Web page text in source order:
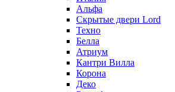
Альфа
Скрытые двери Lord
Техно
Белла
Атриум
Кантри Вилла
Корона
Деко